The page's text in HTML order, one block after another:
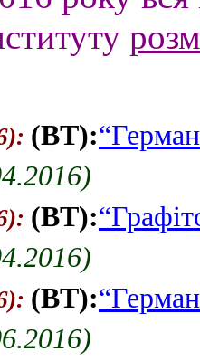
: (ВТ):
: (ВТ):
: (ВТ):